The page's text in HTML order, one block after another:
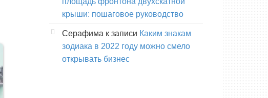
крыши: пошаговое руководство
Серафима к записи Каким знакам
зодиака в 2022 году можно смело
открывать бизнес